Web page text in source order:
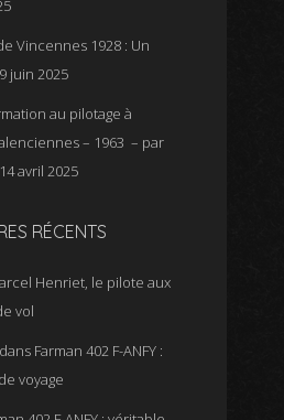
Vincennes 1928 : Un
9 juin 2025
au pilotage à
– 1963 – par
14 avril 2025
RÉCENTS
Henriet, le pilote aux
vol
dans Farman 402 F-ANFY :
voyage